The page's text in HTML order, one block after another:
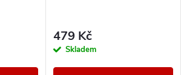
479 Kč
Skladem